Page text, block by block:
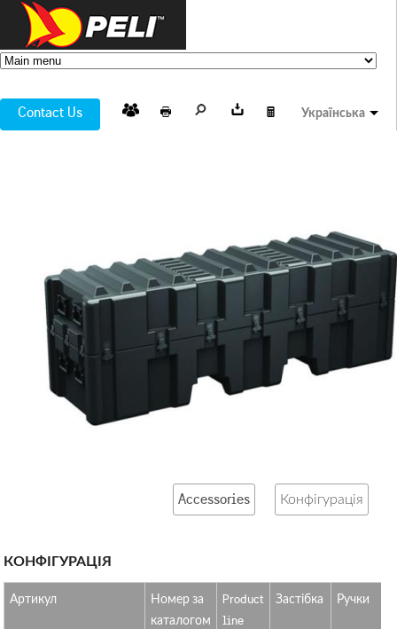
Contact Us Українська
Accessories Конфігурація
КОНФІГУРАЦІЯ
Артикул
Номер за
каталогом
Product
line
Застібка Ручки